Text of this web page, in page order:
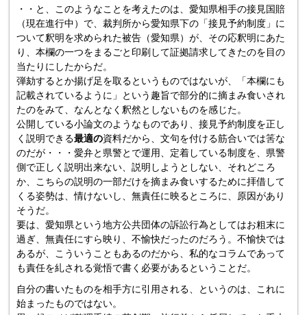
・・と、このようなことを考えたのは、愛知県相手の接見国賠
（現在進行中）で、裁判所から愛知県下の「接見予約制度」に
ついて釈明を求められた被告（愛知県）が、その応釈明にあた
り、本欄の一つをまるごと印刷して証拠請求してきたのを目の
当たりにしたからだ。
弾劾するとか揚げ足を取るというものではないが、「本欄にも
記載されているように」という趣旨で部分的に摘まみ食いされ
たのをみて、なんとなく釈然としないものを感じた。
公開している小論文のようなものであり、接見予約制度を正し
く説明できる最適の資料だから、文句を付ける筋合いでは筈な
のだが・・・愛弁と県警とで運用、定着している制度を、県警
側で正しく説明出来ない、説明しようとしない、それどころ
か、こちらの説明の一部だけを摘まみ食いするために拝借して
くる姿勢は、情けないし、無責任に映るところに、原因があり
そうだ。
要は、愛知県という地方公共団体の訴訟行為としてはお粗末に
過ぎ、無責任にすら映り、不愉快だったのだろう。不愉快では
あるが、こういうこともあるのだから、私的なコラムであって
も責任を糺される覚悟で書く必要があるということだ。
自分の書いたものを相手方に引用される、というのは、これに
始まったものではない。